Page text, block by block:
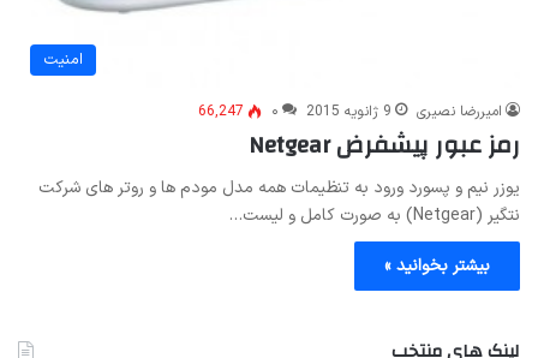
امنیت
امیررضا نصیری 9 ژانویه 2015 ۰ 66,247
رمز عبور پیشفرض Netgear
یوزر نیم و پسورد ورود به تنظیمات همه مدل مودم ها و روتر های شرکت
نتگیر (Netgear) به صورت کامل و لیست…
بیشتر بخوانید »
لینک های منتخب